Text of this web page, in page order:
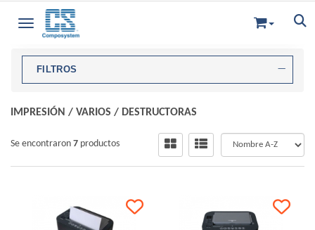
Toggle navigation
FILTROS
IMPRESIÓN / VARIOS / DESTRUCTORAS
Se encontraron 7 productos